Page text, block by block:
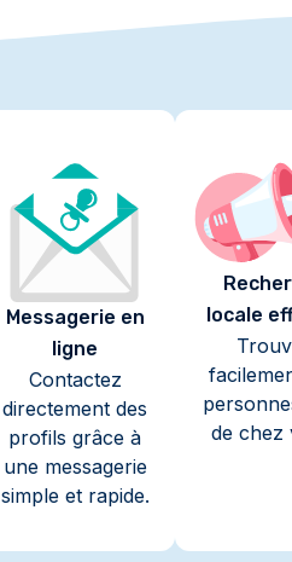
Messagerie en
ligne
Contactez
directement des
profils grâce à
une messagerie
simple et rapide.
locale
de chez